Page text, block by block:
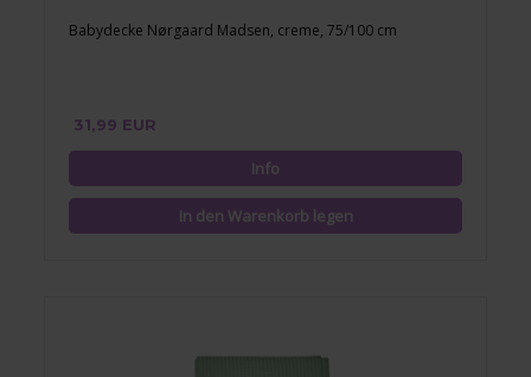
Babydecke Nørgaard Madsen, creme, 75/100 cm
31,99 EUR